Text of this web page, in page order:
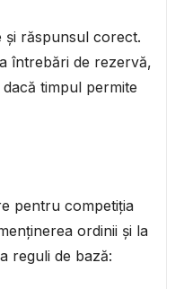
răspunsul corect.
întrebări de rezervă,
timpul permite
pentru competiția
ordinii și la
reguli de bază: